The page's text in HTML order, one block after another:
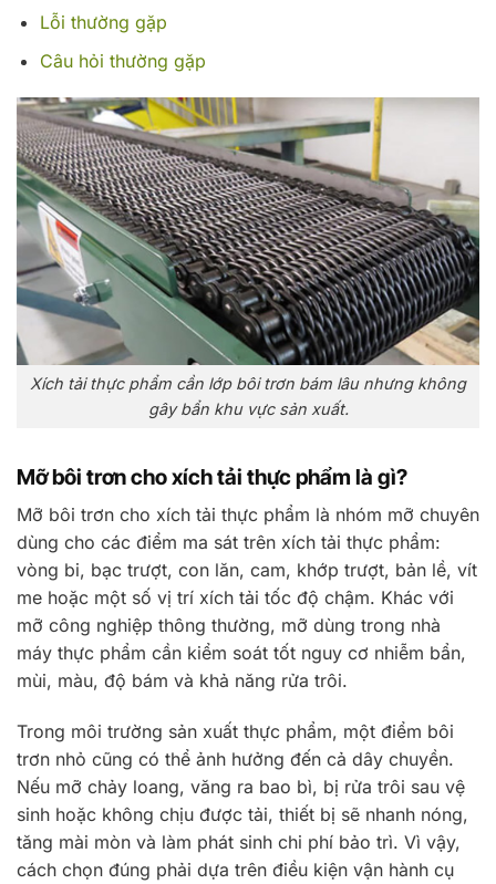
Lỗi thường gặp
Câu hỏi thường gặp
Xích tải thực phẩm cần lớp bôi trơn bám lâu nhưng không
gây bẩn khu vực sản xuất.
Mỡ bôi trơn cho xích tải thực phẩm là gì?
Mỡ bôi trơn cho xích tải thực phẩm là nhóm mỡ chuyên
dùng cho các điểm ma sát trên xích tải thực phẩm:
vòng bi, bạc trượt, con lăn, cam, khớp trượt, bản lề, vít
me hoặc một số vị trí xích tải tốc độ chậm. Khác với
mỡ công nghiệp thông thường, mỡ dùng trong nhà
máy thực phẩm cần kiểm soát tốt nguy cơ nhiễm bẩn,
mùi, màu, độ bám và khả năng rửa trôi.
Trong môi trường sản xuất thực phẩm, một điểm bôi
trơn nhỏ cũng có thể ảnh hưởng đến cả dây chuyền.
Nếu mỡ chảy loang, văng ra bao bì, bị rửa trôi sau vệ
sinh hoặc không chịu được tải, thiết bị sẽ nhanh nóng,
tăng mài mòn và làm phát sinh chi phí bảo trì. Vì vậy,
cách chọn đúng phải dựa trên điều kiện vận hành cụ